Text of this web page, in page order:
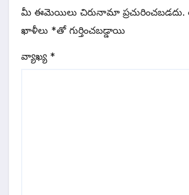
మీ ఈమెయిలు చిరునామా ప్రచురించబడదు.
ఖాళీలు *‌తో గుర్తించబడ్డాయి
వ్యాఖ్య *